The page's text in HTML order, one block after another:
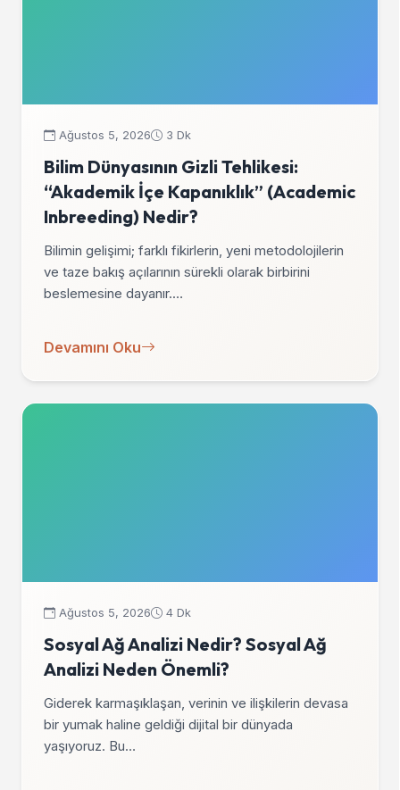
Ağustos 5, 2026 3 Dk
Bilim Dünyasının Gizli Tehlikesi:
“Akademik İçe Kapanıklık” (Academic
Inbreeding) Nedir?
Bilimin gelişimi; farklı fikirlerin, yeni metodolojilerin
ve taze bakış açılarının sürekli olarak birbirini
beslemesine dayanır.…
Devamını Oku
Ağustos 5, 2026 4 Dk
Sosyal Ağ Analizi Nedir? Sosyal Ağ
Analizi Neden Önemli?
Giderek karmaşıklaşan, verinin ve ilişkilerin devasa
bir yumak haline geldiği dijital bir dünyada
yaşıyoruz. Bu…